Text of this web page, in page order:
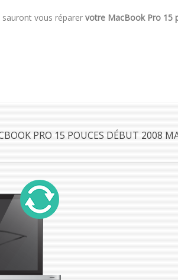
sauront vous réparer votre MacBook Pro 15
PRO 15 POUCES DÉBUT 2008